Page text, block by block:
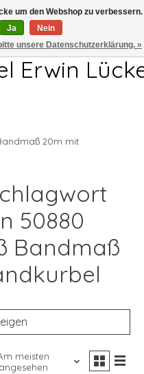
7.00-13.00Uhr
Erwin
20m mit
50880
Bandmaß
meisten
angesehen
um den Webshop zu verbessern.
Ja
Nein
unsere Datenschutzerklärung. »